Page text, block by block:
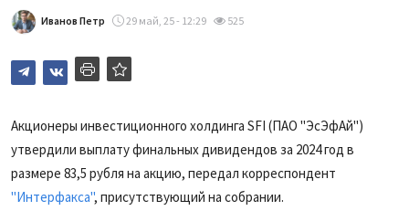
Авторы
Архив
База знаний
Подписка
Иванов Петр 29 май, 25 - 12:29 525
Акционеры инвестиционного холдинга SFI (ПАО "ЭсЭфАй")
утвердили выплату финальных дивидендов за 2024 год в
размере 83,5 рубля на акцию, передал корреспондент
"Интерфакса", присутствующий на собрании.